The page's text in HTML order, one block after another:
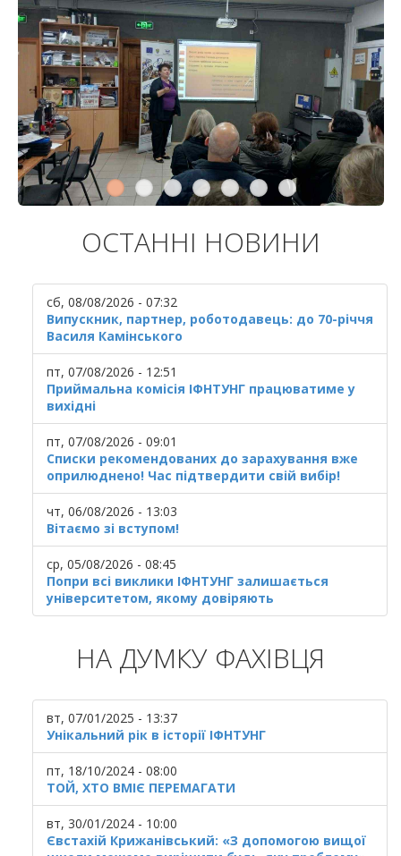
ОСТАННІ НОВИНИ
сб, 08/08/2026 - 07:32
Випускник, партнер, роботодавець: до 70-річчя
Василя Камінського
пт, 07/08/2026 - 12:51
Приймальна комісія ІФНТУНГ працюватиме у
вихідні
пт, 07/08/2026 - 09:01
Списки рекомендованих до зарахування вже
оприлюднено! Час підтвердити свій вибір!
чт, 06/08/2026 - 13:03
Вітаємо зі вступом!
ср, 05/08/2026 - 08:45
Попри всі виклики ІФНТУНГ залишається
університетом, якому довіряють
НА ДУМКУ ФАХІВЦЯ
вт, 07/01/2025 - 13:37
Унікальний рік в історії ІФНТУНГ
пт, 18/10/2024 - 08:00
ТОЙ, ХТО ВМІЄ ПЕРЕМАГАТИ
вт, 30/01/2024 - 10:00
Євстахій Крижанівський: «З допомогою вищої